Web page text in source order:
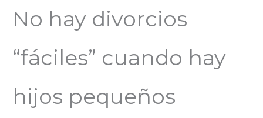
No hay divorcios
“fáciles” cuando hay
hijos pequeños